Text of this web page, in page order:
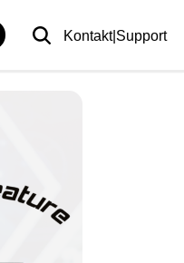
Kontakt|Support